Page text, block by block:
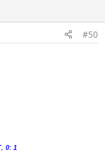
#50
0: 1